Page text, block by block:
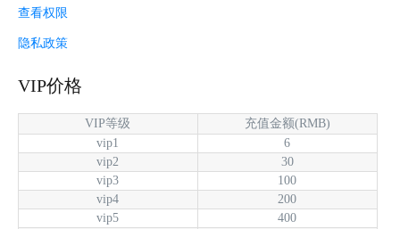
查看权限
隐私政策
VIP价格
VIP等级
充值金额(RMB)
vip1
6
vip2
30
vip3
100
vip4
200
vip5
400